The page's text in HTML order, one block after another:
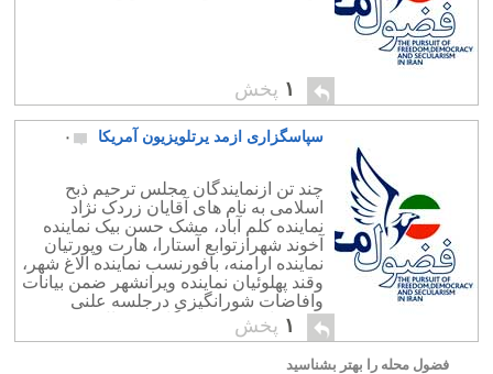
۱ پخش
سپاسگزاری ازمد یرتلویزیون آمریکا ۰
چند تن ازنمایندگان مجلس ترحیم ذبح
اسلامی به نام های آقایان زردک نژاد
نماینده کلم آباد، مشک حسن بیک نماینده
آخوند شهرازتوابع آستارا، هارت وپورتیان
نماینده ارامنه، بافورنسب نماینده الاغ شهر،
وقند پهلوئیان نماینده ویرانشهر ضمن بیانات
وافاضات شورانگیزی درجلسه علنی
دیروز، ازسوی نمایندگان در حال چرت
،غایب درجلسه ویا درحال قضای حاجت
ازآقای کمبوزبامبولی […]
۱ پخش
فضول محله را بهتر بشناسید